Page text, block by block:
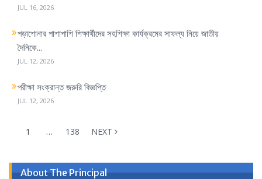
JUL 16, 2026
পড়াশোনার পাশাপাশি শিক্ষার্থীদের সহশিক্ষা কার্যক্রমের সাফল্য নিয়ে জাতীয়
দৈনিকে...
JUL 12, 2026
পরীক্ষা সংক্রান্ত জরুরি বিজ্ঞপ্তি
JUL 12, 2026
1 … 138 NEXT
About The Principal